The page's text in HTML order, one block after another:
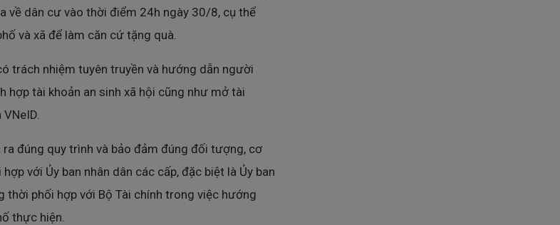
về dân cư vào thời điểm 24h ngày 30/8, cụ thể
và xã để làm căn cứ tặng quà.
trách nhiệm tuyên truyền và hướng dẫn người
hợp tài khoản an sinh xã hội cũng như mở tài
đúng quy trình và bảo đảm đúng đối tượng, cơ
với Ủy ban nhân dân các cấp, đặc biệt là Ủy ban
thời phối hợp với Bộ Tài chính trong việc hướng
thực hiện.